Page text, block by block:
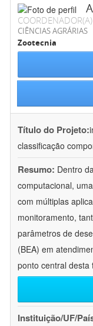
COORDENADOR(A)
CIÊNCIAS AGRÁRIAS
Zootecnia
Título do Projeto:
classificação
Resumo: Dentro
computacional,
com múltiplas
monitoramento,
parâmetros de
(BEA) em
ponto central
Instituição/UF/